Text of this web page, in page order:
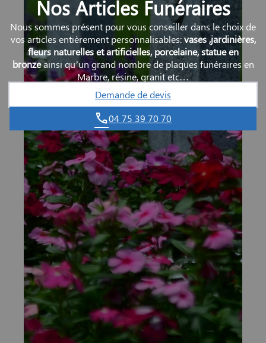
Nos Articles Funéraires
Nous sommes présent pour vous conseiller dans le choix de
vos articles entièrement personnalisables:vases ,jardinières,
fleurs naturelles et artificielles, porcelaine, statue en
bronzeainsi qu’un grand nombre de plaques funéraires en
Marbre, résine, granit etc…
Demande de devis
04 75 39 70 70